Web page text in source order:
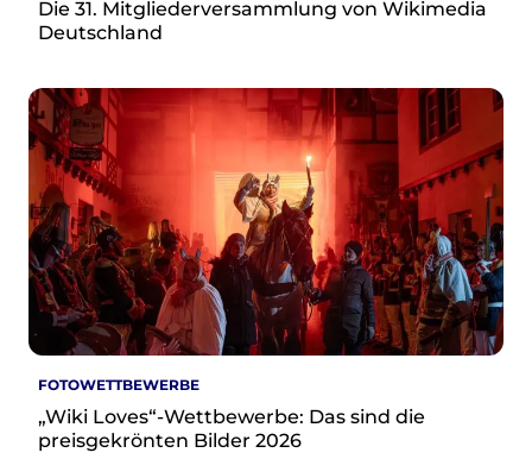
Die 31. Mitgliederversammlung von Wikimedia
Deutschland
FOTOWETTBEWERBE
„Wiki Loves“-Wettbewerbe: Das sind die
preisgekrönten Bilder 2026